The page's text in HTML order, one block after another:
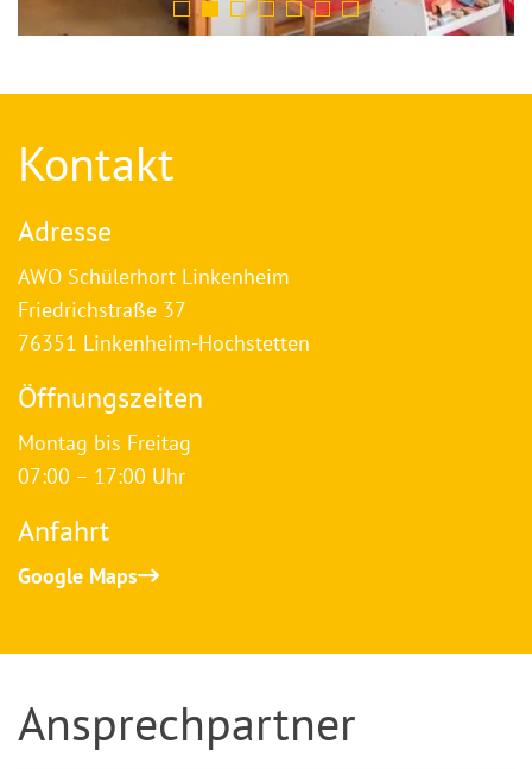
Kontakt
Adresse
AWO Schülerhort Linkenheim
Friedrichstraße 37
76351 Linkenheim-Hochstetten
Öffnungszeiten
Montag bis Freitag
07:00 – 17:00 Uhr
Anfahrt
Google Maps
Ansprechpartner